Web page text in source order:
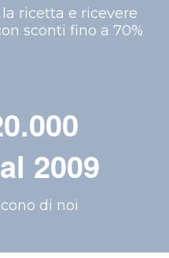
ricetta e ricevere
sconti fino a 70%
2009
di noi